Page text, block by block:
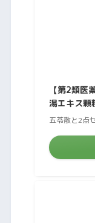
【第2類医
湯エキス顆
五苓散と2点